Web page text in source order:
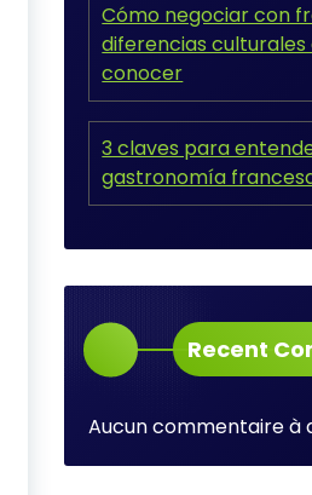
Cómo negociar con
diferencias culturales
conocer
3 claves para
gastronomía
Recent
Aucun commentaire à